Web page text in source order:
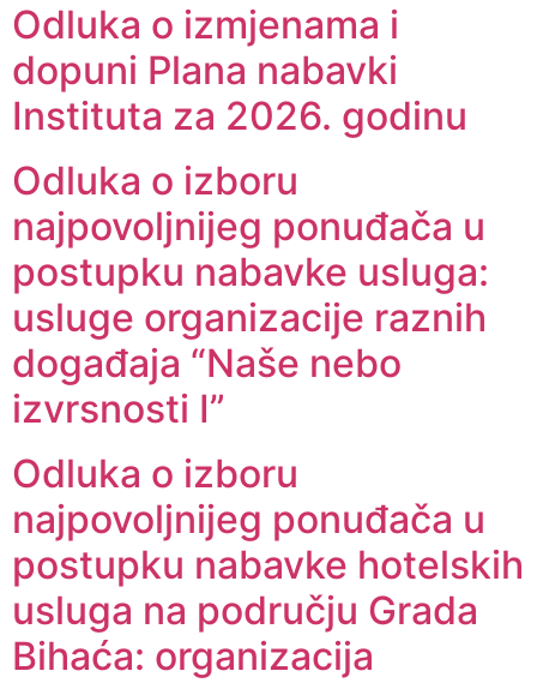
Odluka o izmjenama i
dopuni Plana nabavki
Instituta za 2026. godinu
Odluka o izboru
najpovoljnijeg ponuđača u
postupku nabavke usluga:
usluge organizacije raznih
događaja “Naše nebo
izvrsnosti I”
Odluka o izboru
najpovoljnijeg ponuđača u
postupku nabavke hotelskih
usluga na području Grada
Bihaća: organizacija